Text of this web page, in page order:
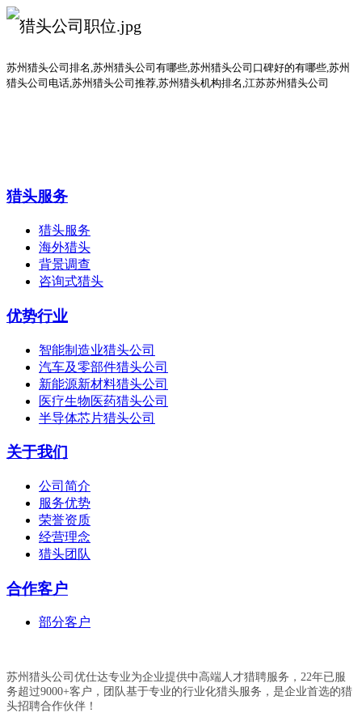
苏州猎头公司排名 苏州猎头公司有哪些 ,苏州猎头公司口碑好的有哪些, 苏州
猎头公司电话 苏州猎头公司推荐 ,苏州猎头机构排名,江苏苏州猎头公司
猎头服务
猎头服务
海外猎头
背景调查
咨询式猎头
优势行业
智能制造业猎头公司
汽车及零部件猎头公司
新能源新材料猎头公司
医疗生物医药猎头公司
半导体芯片猎头公司
关于我们
公司简介
服务优势
荣誉资质
经营理念
猎头团队
合作客户
部分客户
苏州猎头公司优仕达专业为企业提供中高端人才猎聘服务，22年已服
务超过9000+客户，团队基于专业的行业化猎头服务，是企业首选的猎
头招聘合作伙伴！